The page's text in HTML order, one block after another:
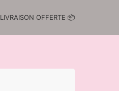
LIVRAISON OFFERTE 📦